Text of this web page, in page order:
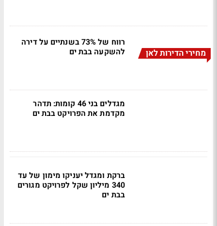
מחירי הדירות לאן
רווח של 73% בשנתיים על דירה
להשקעה בבת ים
מגדלים בני 46 קומות: תדהר
מקדמת את הפרויקט בבת ים
ברקת ומגדל יעניקו מימון של עד
340 מיליון שקל לפרויקט מגורים
בבת ים